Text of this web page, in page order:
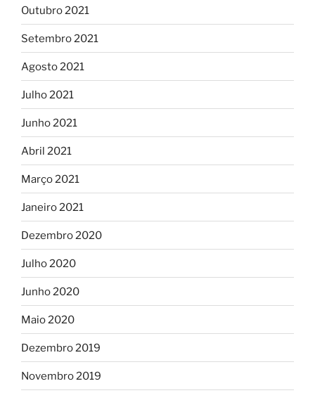
Outubro 2021
Setembro 2021
Agosto 2021
Julho 2021
Junho 2021
Abril 2021
Março 2021
Janeiro 2021
Dezembro 2020
Julho 2020
Junho 2020
Maio 2020
Dezembro 2019
Novembro 2019